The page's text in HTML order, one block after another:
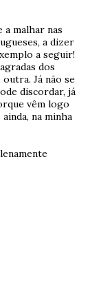
a malhar nas
a dizer
a seguir!
dos
Já não se
discordar, já
vêm logo
na minha